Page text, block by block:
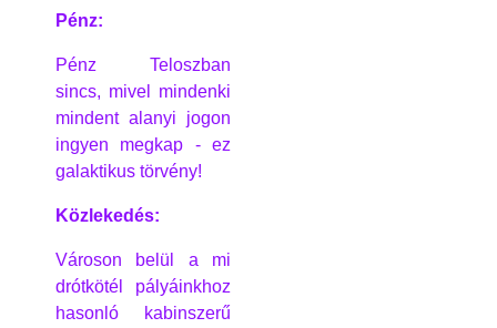
Pénz:
Pénz Teloszban
sincs, mivel mindenki
mindent alanyi jogon
ingyen megkap - ez
galaktikus törvény!
Közlekedés:
Városon belül a mi
drótkötél pályáinkhoz
hasonló kabinszerű